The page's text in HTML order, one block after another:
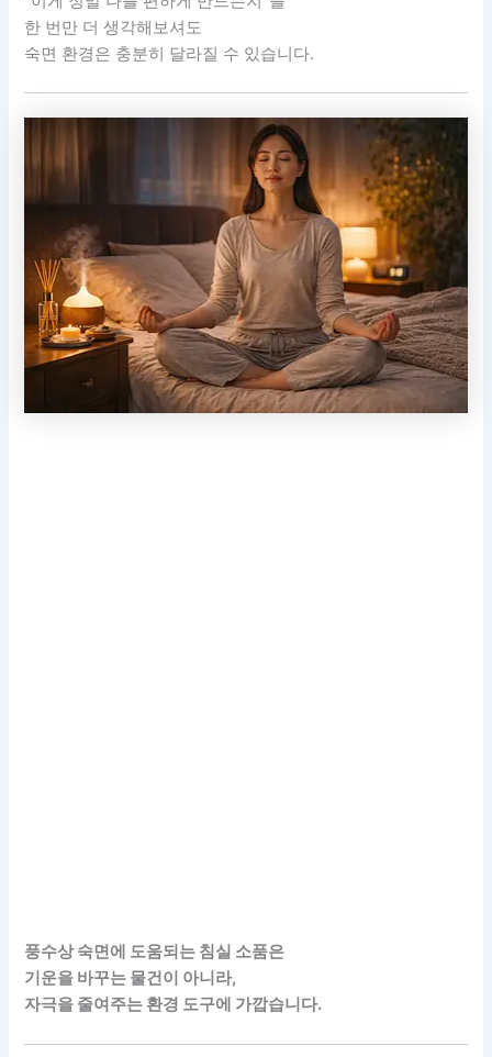
한 번만 더 생각해보셔도
숙면 환경은 충분히 달라질 수 있습니다.
풍수상 숙면에 도움되는 침실 소품은
기운을 바꾸는 물건이 아니라,
자극을 줄여주는 환경 도구에 가깝습니다.